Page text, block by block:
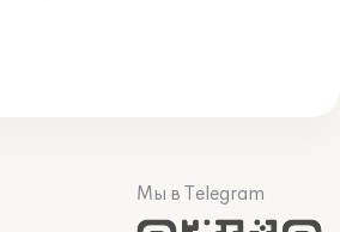
Мы в Telegram